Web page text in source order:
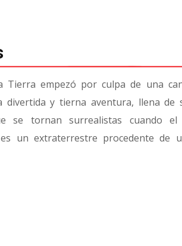
Tierra empezó por culpa de una
divertida y tierna aventura, llena de
se tornan surrealistas cuando el
un extraterrestre procedente de